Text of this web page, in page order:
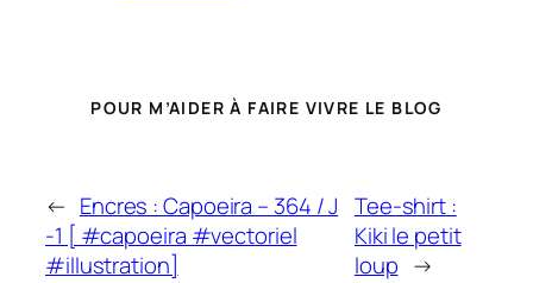
POUR M’AIDER À FAIRE VIVRE LE BLOG
← Encres : Capoeira – 364 / J
-1 [ #capoeira #vectoriel
#illustration]
Tee-shirt :
Kiki le petit
loup →